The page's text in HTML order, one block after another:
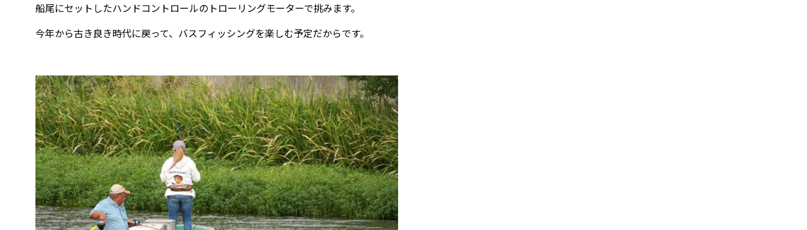
船尾にセットしたハンドコントロールのトローリングモーターで挑みます。
今年から古き良き時代に戻って、バスフィッシングを楽しむ予定だからです。